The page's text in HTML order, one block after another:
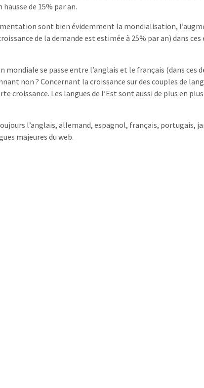
hausse de 15% par an.
sont bien évidemment la mondialisation,
de la demande est estimée à 25% par an) dans
mondiale se passe entre l’anglais et le français (dans ces
non ? Concernant la croissance sur des couples de
croissance. Les langues de l’Est sont aussi de plus en
l’anglais, allemand, espagnol, français, portugais,
majeures du web.